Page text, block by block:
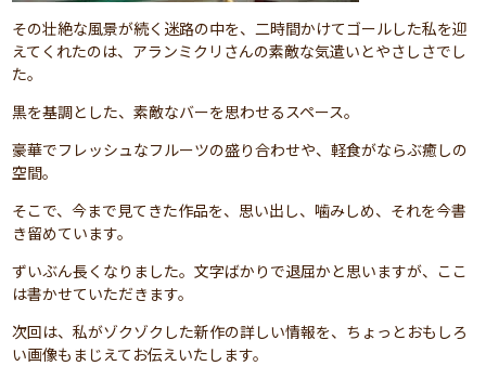
その壮絶な風景が続く迷路の中を、二時間かけてゴールした私を迎
えてくれたのは、アランミクリさんの素敵な気遣いとやさしさでし
た。
黒を基調とした、素敵なバーを思わせるスペース。
豪華でフレッシュなフルーツの盛り合わせや、軽食がならぶ癒しの
空間。
そこで、今まで見てきた作品を、思い出し、噛みしめ、それを今書
き留めています。
ずいぶん長くなりました。文字ばかりで退屈かと思いますが、ここ
は書かせていただきます。
次回は、私がゾクゾクした新作の詳しい情報を、ちょっとおもしろ
い画像もまじえてお伝えいたします。